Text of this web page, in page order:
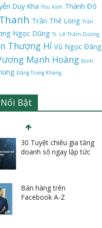
Duy Kha Thu Xinh Thành Đô
Trần Thế Long Trần
Ngọc Dũng Ts. Lê Thẩm Dương
Thượng Hỉ Vũ Ngọc Đăng
Mạnh Hoàng Đình
Đặng Trọng Khang
Bật
Bán hàng trên
Facebook A-Z
Kinh doanh đột phá